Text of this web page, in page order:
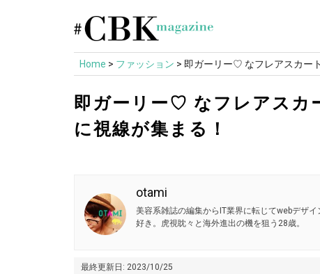
content
Home > ファッション > 即ガーリー♡ なフレアスカー
即ガーリー♡ なフレアスカ
に視線が集まる！
otami
美容系雑誌の編集からIT業界に転じてwebデザ
好き。虎視眈々と海外進出の機を狙う28歳。
最終更新日: 2023/10/25